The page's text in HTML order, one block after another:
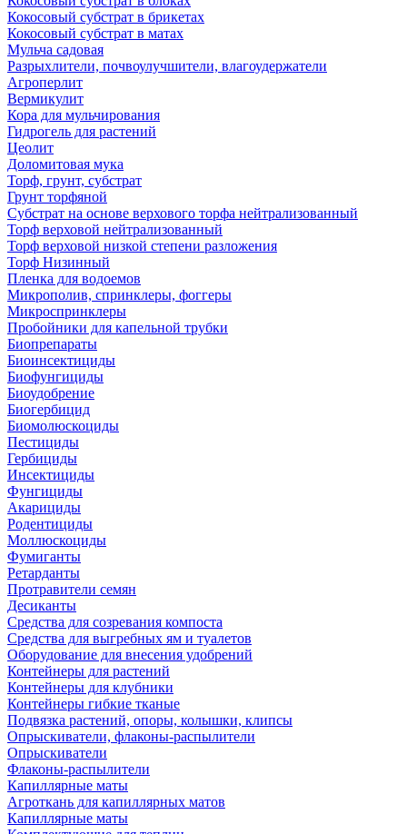
Кокосовый субстрат в брикетах
Кокосовый субстрат в матах
Мульча садовая
Разрыхлители, почвоулучшители, влагоудержатели
Агроперлит
Вермикулит
Кора для мульчирования
Гидрогель для растений
Цеолит
Доломитовая мука
Торф, грунт, субстрат
Грунт торфяной
Субстрат на основе верхового торфа нейтрализованный
Торф верховой нейтрализованный
Торф верховой низкой степени разложения
Торф Низинный
Пленка для водоемов
Микрополив, спринклеры, фоггеры
Микроспринклеры
Пробойники для капельной трубки
Биопрепараты
Биоинсектициды
Биофунгициды
Биоудобрение
Биогербицид
Биомолюскоциды
Пестициды
Гербициды
Инсектициды
Фунгициды
Акарициды
Родентициды
Моллюскоциды
Фумиганты
Ретарданты
Протравители семян
Десиканты
Средства для созревания компоста
Средства для выгребных ям и туалетов
Оборудование для внесения удобрений
Контейнеры для растений
Контейнеры для клубники
Контейнеры гибкие тканые
Подвязка растений, опоры, колышки, клипсы
Опрыскиватели, флаконы-распылители
Опрыскиватели
Флаконы-распылители
Капиллярные маты
Агроткань для капиллярных матов
Капиллярные маты